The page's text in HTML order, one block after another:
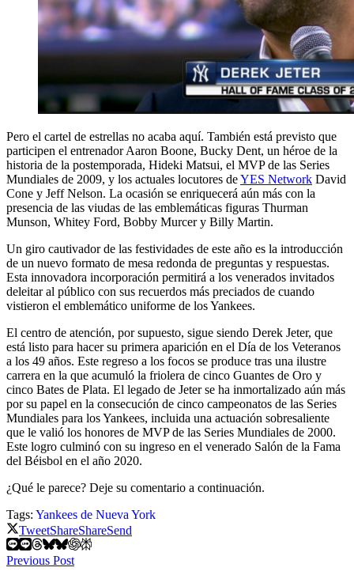
Pero el cartel de estrellas no acaba aquí. También está previsto que
participen el entrenador Aaron Boone, Bucky Dent, un héroe de la
historia de la postemporada, Hideki Matsui, el MVP de las Series
Mundiales de 2009, y los actuales locutores deYES Network David
Cone y Jeff Nelson. La ocasión se enriquecerá aún más con la
presencia de las viudas de las emblemáticas figuras Thurman
Munson, Whitey Ford, Bobby Murcer y Billy Martin.
Un giro cautivador de las festividades de este año es la introducción
de un nuevo formato de mesa redonda de preguntas y respuestas.
Esta innovadora incorporación permitirá a los venerados invitados
deleitar al público con sus recuerdos más preciados de cuando
vistieron el emblemático uniforme de los Yankees.
El centro de atención, por supuesto, sigue siendo Derek Jeter, que
está listo para hacer su primera aparición en el Día de los Veteranos
a los 49 años. Este regreso a los focos se produce tras una ilustre
carrera en la que acumuló la friolera de cinco Guantes de Oro y
cinco Bates de Plata. El legado de Jeter se ha inmortalizado aún más
por su papel en la consecución de cinco campeonatos de las Series
Mundiales para los Yankees, incluida una actuación sobresaliente
que le valió los honores de MVP de las Series Mundiales de 2000.
Este logro culminó con su ingreso en el venerado Salón de la Fama
del Béisbol en el año 2020.
¿Qué le parece? Deje su comentario a continuación.
Tags: Yankees de Nueva York
TweetShareShareSend
Previous Post